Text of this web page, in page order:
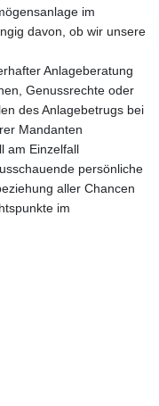
im
davon, ob wir unsere
Anlageberatung
Genussrechte oder
des Anlagebetrugs bei
Mandanten
am Einzelfall
persönliche
aller Chancen
im